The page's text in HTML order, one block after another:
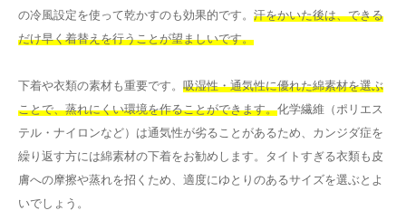
の冷風設定を使って乾かすのも効果的です。 汗をかいた後は、できる
だけ早く着替えを行うことが望ましいです。
下着や衣類の素材も重要です。 吸湿性・通気性に優れた綿素材を選ぶ
ことで、蒸れにくい環境を作ることができます。化学繊維（ポリエス
テル・ナイロンなど）は通気性が劣ることがあるため、カンジダ症を
繰り返す方には綿素材の下着をお勧めします。タイトすぎる衣類も皮
膚への摩擦や蒸れを招くため、適度にゆとりのあるサイズを選ぶとよ
いでしょう。